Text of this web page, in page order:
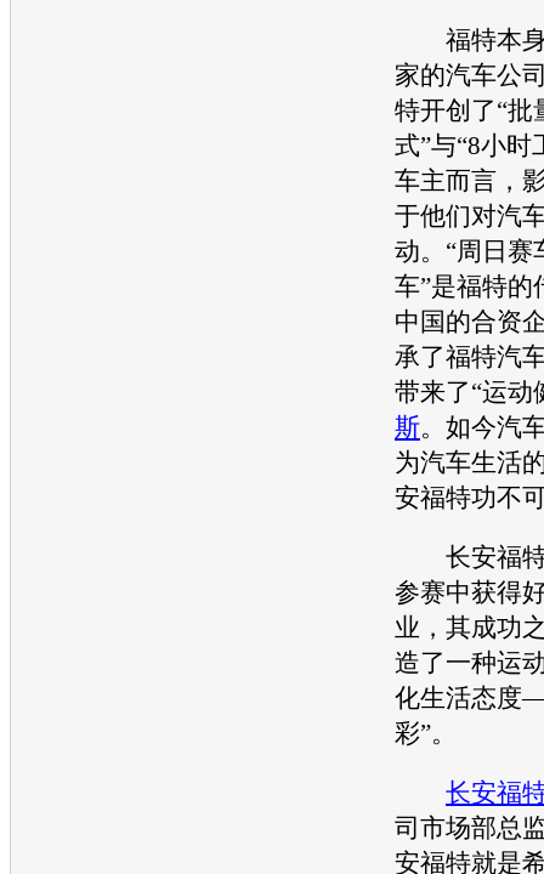
福特本
家的汽车公
特开创了“批
式”与“8小时
车主而言，
于他们对汽
动。“周日赛
车”是福特的
中国的合资
承了福特汽
带来了“运
斯。如今汽
为汽车生活
安福特功不
长安福
参赛中获得
业，其成功
造了一种运
化生活态度
彩”。
长安福
司市场部总
安福特就是